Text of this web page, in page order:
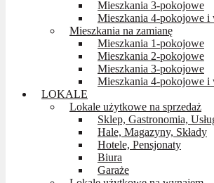
Mieszkania 3-pokojowe
Mieszkania 4-pokojowe i
Mieszkania na zamianę
Mieszkania 1-pokojowe
Mieszkania 2-pokojowe
Mieszkania 3-pokojowe
Mieszkania 4-pokojowe i
LOKALE
Lokale użytkowe na sprzedaż
Sklep, Gastronomia,
Hale, Magazyny, Składy
Hotele, Pensjonaty
Biura
Garaże